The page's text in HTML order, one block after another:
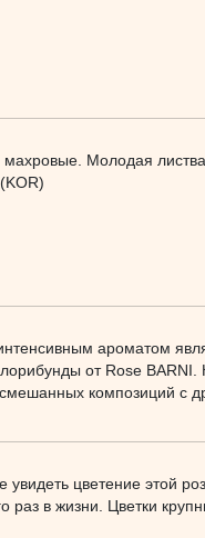
Молодая
ароматом
от Rose BARNI.
композиций с
цветение этой
раз в жизни. Цветки